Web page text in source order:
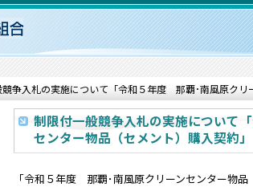
争入札の実施について「令和５年度 那覇･南風原クリ
制限付一般競争入札の実施について
センター物品（セメント）購入契約」
「令和５年度 那覇･南風原クリーンセンター物